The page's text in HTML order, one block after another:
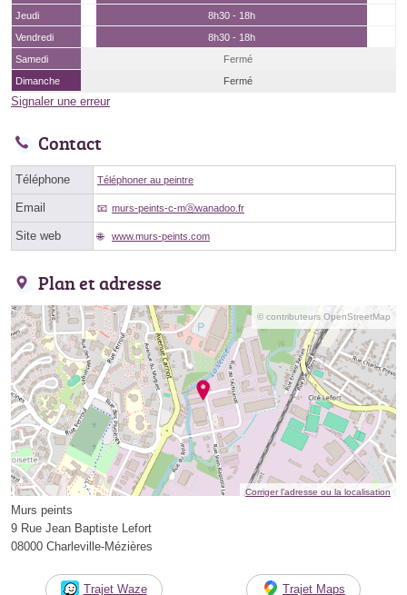
Jeudi
8h30 - 18h
Vendredi
8h30 - 18h
Samedi
Fermé
Dimanche
Fermé
Signaler une erreur
Contact
Téléphone Téléphoner au peintre
Email murs-peints-c-mⓐwanadoo.fr
Site web www.murs-peints.com
Plan et adresse
© contributeurs OpenStreetMap
Corriger l’adresse ou la localisation
Murs peints
9 Rue Jean Baptiste Lefort
08000 Charleville-Mézières
Trajet Waze Trajet Maps